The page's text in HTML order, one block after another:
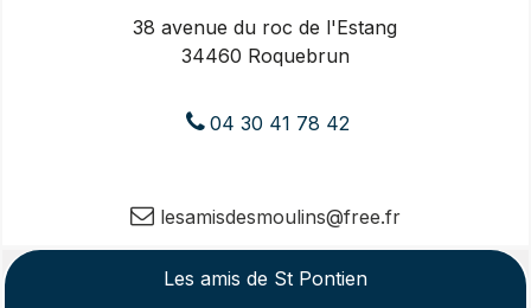
38 avenue du roc de l'Estang
34460 Roquebrun
04 30 41 78 42
lesamisdesmoulins@free.fr
Les amis de St Pontien